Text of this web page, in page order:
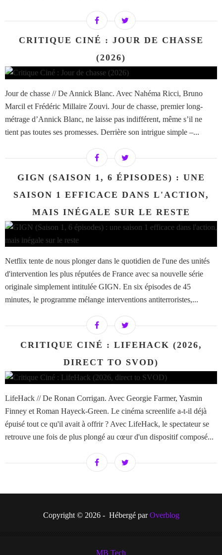
CRITIQUE CINÉ : JOUR DE CHASSE
(2026)
Jour de chasse // De Annick Blanc. Avec Nahéma Ricci, Bruno
Marcil et Frédéric Millaire Zouvi. Jour de chasse, premier long-
métrage d’Annick Blanc, ne laisse pas indifférent, même s’il ne
tient pas toutes ses promesses. Derrière son intrigue simple –...
GIGN (SAISON 1, 6 ÉPISODES) : UNE
SAISON 1 EFFICACE DANS L'ACTION,
MAIS INÉGALE SUR LE RESTE
Netflix tente de nous plonger dans le quotidien de l'une des unités
d'intervention les plus réputées de France avec sa nouvelle série
originale simplement intitulée GIGN. En six épisodes de 45
minutes, le programme mélange interventions antiterroristes,...
CRITIQUE CINÉ : LIFEHACK (2026,
DIRECT TO SVOD)
LifeHack // De Ronan Corrigan. Avec Georgie Farmer, Yasmin
Finney et Roman Hayeck-Green. Le cinéma screenlife a-t-il déjà
épuisé tout ce qu'il avait à offrir ? Avec LifeHack, le spectateur se
retrouve une fois de plus plongé au cœur d'un dispositif composé...
Copyright © 2026 - Hébergé parOverblog
MB Tech